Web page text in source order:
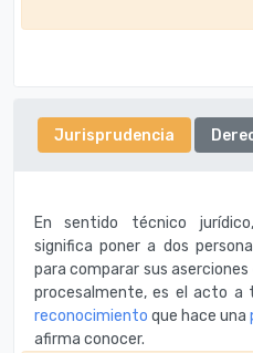
Jurisprudencia
En sentido técnico
significa poner a dos
para comparar sus
procesalmente, es el acto a
reconocimiento que hace una
afirma conocer.